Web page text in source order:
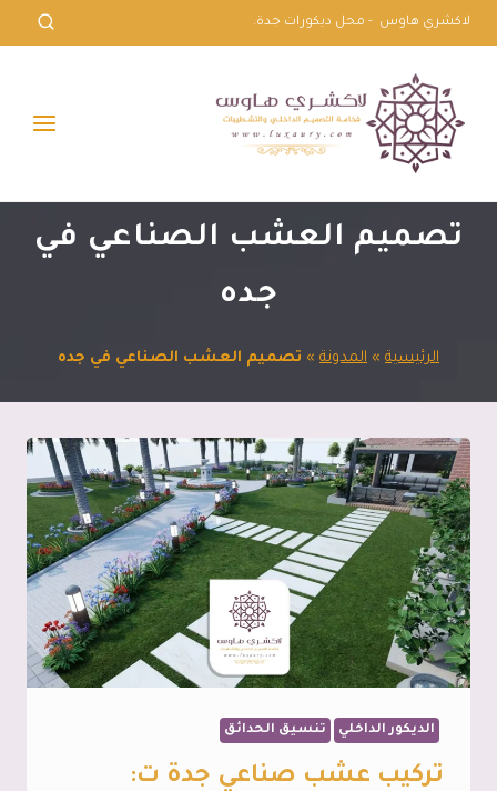
التجاوز
إلى
المحتوى
لاكشري هاوس - محل ديكورات جدة.
تصميم العشب الصناعي في
جده
الرئيسية » المدونة » تصميم العشب الصناعي في جده
الديكور الداخلي تنسيق الحدائق
تركيب عشب صناعي جدة ت: